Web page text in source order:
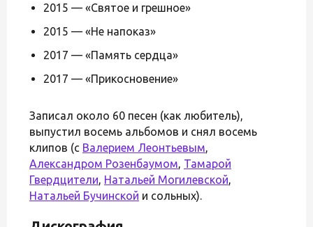
2015 — «Святое и грешное»
2015 — «Не напоказ»
2017 — «Память сердца»
2017 — «Прикосновение»
Записал около 60 песен (как любитель),
выпустил восемь альбомов и снял восемь
клипов (с Валерием Леонтьевым,
Александром Розенбаумом, Тамарой
Гвердцители, Натальей Могилевской,
Натальей Бучинской и сольных).